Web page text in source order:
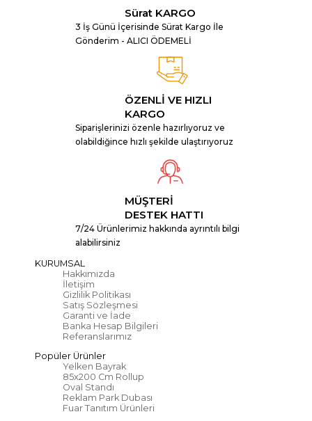
Sürat KARGO
3 İş Günü İçerisinde Sürat Kargo İle
Gönderim - ALICI ÖDEMELİ
ÖZENLİ VE HIZLI
KARGO
Siparişlerinizi özenle hazırlıyoruz ve
olabildiğince hızlı şekilde ulaştırıyoruz
MÜŞTERİ
DESTEK HATTI
7/24 Ürünlerimiz hakkında ayrıntılı bilgi
alabilirsiniz
KURUMSAL
Hakkımızda
İletişim
Gizlilik Politikası
Satış Sözleşmesi
Garanti ve İade
Banka Hesap Bilgileri
Referanslarımız
Popüler Ürünler
Yelken Bayrak
85x200 Cm Rollup
Oval Standı
Reklam Park Dubası
Fuar Tanıtım Ürünleri